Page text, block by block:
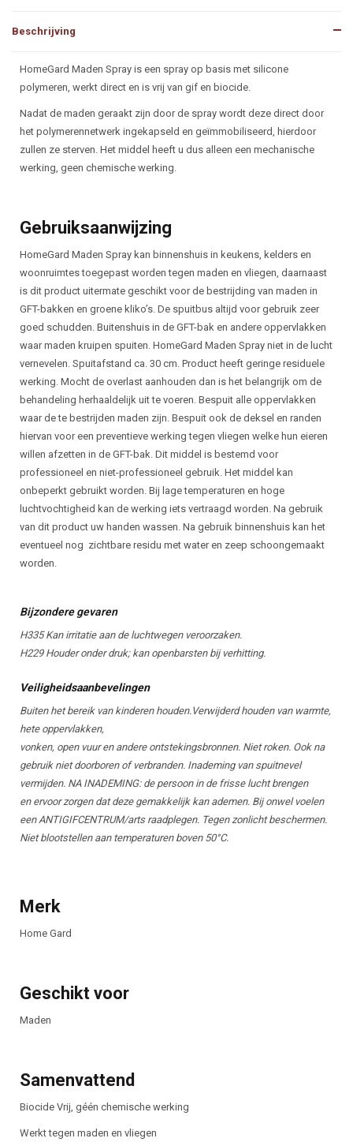
Beschrijving
Beschrijving
HomeGard Maden Spray is een spray op basis met silicone
polymeren, werkt direct en is vrij van gif en biocide.
Nadat de maden geraakt zijn door de spray wordt deze direct door
het polymerennetwerk ingekapseld en geïmmobiliseerd, hierdoor
zullen ze sterven. Het middel heeft u dus alleen een mechanische
werking, geen chemische werking.
Gebruiksaanwijzing
HomeGard Maden Spray kan binnenshuis in keukens, kelders en
woonruimtes toegepast worden tegen maden en vliegen, daarnaast
is dit product uitermate geschikt voor de bestrijding van maden in
GFT-bakken en groene kliko’s. De spuitbus altijd voor gebruik zeer
goed schudden. Buitenshuis in de GFT-bak en andere oppervlakken
waar maden kruipen spuiten. HomeGard Maden Spray niet in de lucht
vernevelen. Spuitafstand ca. 30 cm. Product heeft geringe residuele
werking. Mocht de overlast aanhouden dan is het belangrijk om de
behandeling herhaaldelijk uit te voeren. Bespuit alle oppervlakken
waar de te bestrijden maden zijn. Bespuit ook de deksel en randen
hiervan voor een preventieve werking tegen vliegen welke hun eieren
willen afzetten in de GFT-bak. Dit middel is bestemd voor
professioneel en niet-professioneel gebruik. Het middel kan
onbeperkt gebruikt worden. Bij lage temperaturen en hoge
luchtvochtigheid kan de werking iets vertraagd worden. Na gebruik
van dit product uw handen wassen. Na gebruik binnenshuis kan het
eventueel nog zichtbare residu met water en zeep schoongemaakt
worden.
Bijzondere gevaren
H335 Kan irritatie aan de luchtwegen veroorzaken.
H229 Houder onder druk; kan openbarsten bij verhitting.
Veiligheidsaanbevelingen
Buiten het bereik van kinderen houden.Verwijderd houden van warmte,
hete oppervlakken,
vonken, open vuur en andere ontstekingsbronnen. Niet roken. Ook na
gebruik niet doorboren of verbranden. Inademing van spuitnevel
vermijden. NA INADEMING: de persoon in de frisse lucht brengen
en ervoor zorgen dat deze gemakkelijk kan ademen. Bij onwel voelen
een ANTIGIFCENTRUM/arts raadplegen. Tegen zonlicht beschermen.
Niet blootstellen aan temperaturen boven 50°C.
Merk
Home Gard
Geschikt voor
Maden
Samenvattend
Biocide Vrij, géén chemische werking
Werkt tegen maden en vliegen